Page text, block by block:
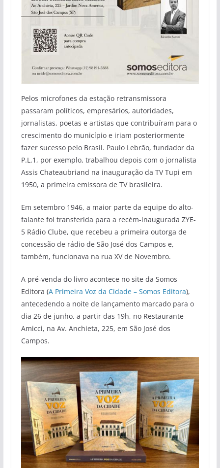
Pelos microfones da estação retransmissora
passaram políticos, empresários, autoridades,
jornalistas, poetas e artistas que contribuíram para o
crescimento do município e iriam posteriormente
fazer sucesso pelo Brasil. Paulo Lebrão, fundador da
P.L.1, por exemplo, trabalhou depois com o jornalista
Assis Chateaubriand na inauguração da TV Tupi em
1950, a primeira emissora de TV brasileira.
Em setembro 1946, a maior parte da equipe do alto-
falante foi transferida para a recém-inaugurada ZYE-
5 Rádio Clube, que recebeu a primeira outorga de
concessão de rádio de São José dos Campos e,
também, funcionava na rua XV de Novembro.
A pré-venda do livro acontece no site da Somos
Editora (A Primeira Voz da Cidade – Somos Editora),
antecedendo a noite de lançamento marcado para o
dia 26 de junho, a partir das 19h, no Restaurante
Amicci, na Av. Anchieta, 225, em São José dos
Campos.